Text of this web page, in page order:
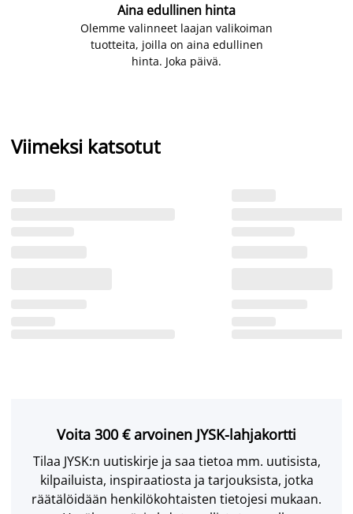
Aina edullinen hinta
Olemme valinneet laajan valikoiman
tuotteita, joilla on aina edullinen
hinta. Joka päivä.
Viimeksi katsotut
Voita 300 € arvoinen JYSK-lahjakortti
Tilaa JYSK:n uutiskirje ja saa tietoa mm. uutisista,
kilpailuista, inspiraatiosta ja tarjouksista, jotka
räätälöidään henkilökohtaisten tietojesi mukaan.